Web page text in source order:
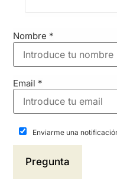
Nombre *
Email *
Enviarme una